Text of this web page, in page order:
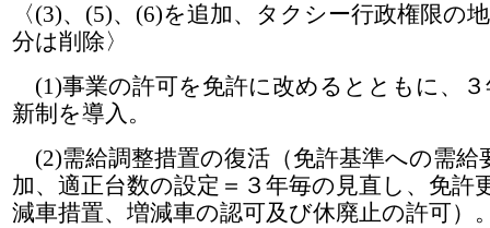
〈(3)、(5)、(6)を追加、タクシー行政権限の
分は削除〉
(1)事業の許可を免許に改めるとともに、３
新制を導入。
(2)需給調整措置の復活（免許基準への需給
加、適正台数の設定＝３年毎の見直し、免許
減車措置、増減車の認可及び休廃止の許可）